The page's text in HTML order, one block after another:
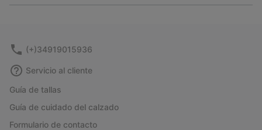
or
(+)34919015936
Servicio al cliente
Guía de tallas
Guía de cuidado del calzado
Formulario de contacto